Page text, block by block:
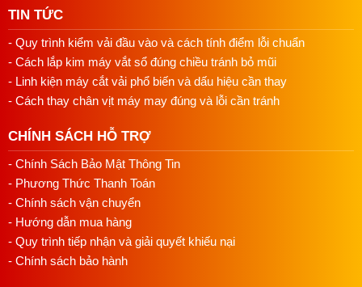
TIN TỨC
- Quy trình kiểm vải đầu vào và cách tính điểm lỗi chuẩn
- Cách lắp kim máy vắt sổ đúng chiều tránh bỏ mũi
- Linh kiện máy cắt vải phổ biến và dấu hiệu cần thay
- Cách thay chân vịt máy may đúng và lỗi cần tránh
CHÍNH SÁCH HỖ TRỢ
- Chính Sách Bảo Mật Thông Tin
- Phương Thức Thanh Toán
- Chính sách vận chuyển
- Hướng dẫn mua hàng
- Quy trình tiếp nhận và giải quyết khiếu nại
- Chính sách bảo hành